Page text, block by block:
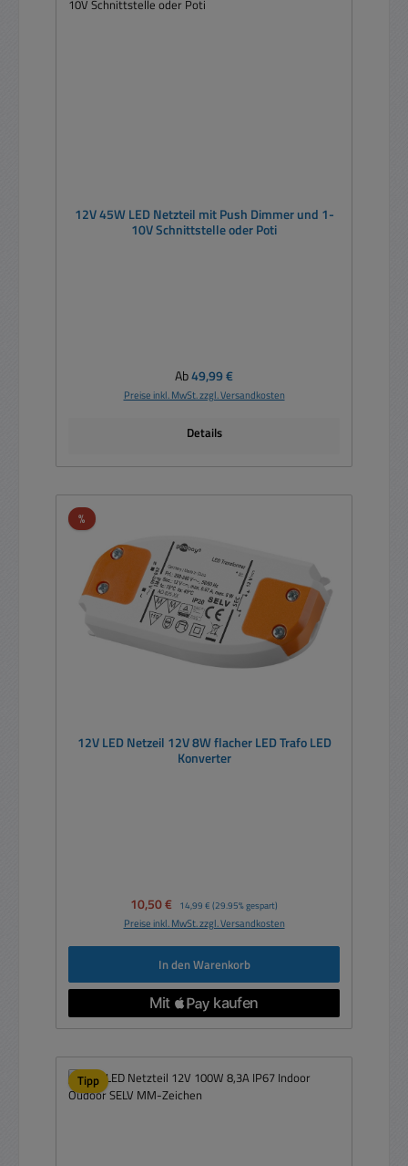
12V 45W LED Netzteil mit Push Dimmer und 1-
10V Schnittstelle oder Poti
Regulärer Preis:
Ab49,99 €
Preise inkl. MwSt. zzgl. Versandkosten
Details
%Rabatt
12V LED Netzeil 12V 8W flacher LED Trafo LED
Konverter
Verkaufspreis:
10,50 € Regulärer Preis:
14,99 € (29.95% gespart)
Preise inkl. MwSt. zzgl. Versandkosten
In den Warenkorb
Tipp